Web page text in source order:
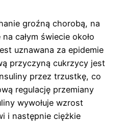
groźną chorobą, na
całym świecie około
uznawana za epidemie
przyczyną cukrzycy jest
przez trzustkę, co
regulację przemiany
wywołuje wzrost
i następnie ciężkie